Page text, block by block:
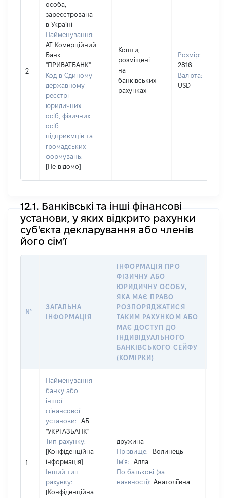
2
особа,
зареєстрована
в Україні
Найменування:
АТ Комерційний
Банк
"ПРИВАТБАНК"
Код в Єдиному
державному
реєстрі
юридичних
осіб, фізичних
осіб –
підприємців та
громадських
формувань:
[Не відомо]
Кошти,
розміщені
на
банківських
рахунках
Розмір:
2816
Валюта:
USD
12.1. Банківські та інші фінансові
установи, у яких відкрито рахунки
суб'єкта декларування або членів
його сім'ї
№
ЗАГАЛЬНА
ІНФОРМАЦІЯ
ІНФОРМАЦІЯ ПРО
ФІЗИЧНУ АБО
ЮРИДИЧНУ ОСОБУ,
ЯКА МАЄ ПРАВО
РОЗПОРЯДЖАТИСЯ
ТАКИМ РАХУНКОМ АБО
МАЄ ДОСТУП ДО
ІНДИВІДУАЛЬНОГО
БАНКІВСЬКОГО СЕЙФУ
(КОМІРКИ)
1
Найменування
банку або
іншої
фінансової
установи:
АБ
"УКРГАЗБАНК"
Тип рахунку:
[Конфіденційна
інформація]
Інший тип
рахунку:
[Конфіденційна
дружина
Прізвище:
Волинець
Ім'я:
Алла
По батькові (за
наявності): Анатоліївна